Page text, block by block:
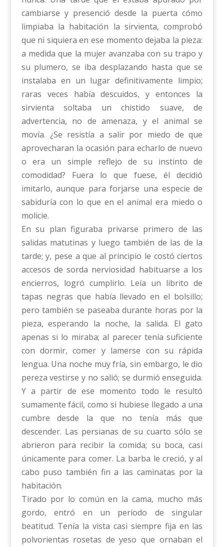
cambiarse y presenció desde la puerta cómo
limpiaba la habitación la sirvienta, comprobó
que ni siquiera en ese momento dejaba la pieza:
a medida que la mujer avanzaba con su trapo y
su plumero, se iba desplazando hasta que se
instalaba en un lugar definitivamente limpio;
raras veces había descuidos, y entonces la
sirvienta soltaba un chistido suave, de
advertencia, no de amenaza, y el animal se
movía. ¿Se resistía a salir por miedo de que
aprovecharan la ocasión para echarlo de nuevo
o era un simple reflejo de su instinto de
comodidad? Fuera lo que fuese, él decidió
imitarlo, aunque para forjarse una especie de
sabiduría con lo que en el animal era miedo o
molicie.
En su plan figuraba privarse primero de las
salidas matutinas y luego también de las de la
tarde; y, pese a que al principio le costó ciertos
accesos de sorda nerviosidad habituarse a los
encierros, logró cumplirlo. Leía un librito de
tapas negras que había llevado en el bolsillo;
pero también se paseaba durante horas por la
pieza, esperando la noche, la salida. El gato
apenas si lo miraba; al parecer tenía suficiente
con dormir, comer y lamerse con su rápida
lengua. Una noche muy fría, sin embargo, le dio
pereza vestirse y no salió; se durmió enseguida.
Y a partir de ese momento todo le resultó
sumamente fácil, como si hubiese llegado a una
cumbre desde la que no tenía más que
descender. Las persianas de su cuarto sólo se
abrieron para recibir la comida; su boca, casi
únicamente para comer. La barba le creció, y al
cabo puso también fin a las caminatas por la
habitación.
Tirado por lo común en la cama, mucho más
gordo, entró en un período de singular
beatitud. Tenía la vista casi siempre fija en las
polvorientas rosetas de yeso que ornaban el